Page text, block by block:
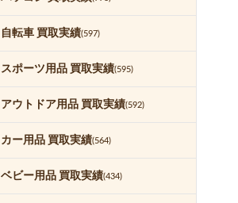
自転車 買取実績(597)
スポーツ用品 買取実績(595)
アウトドア用品 買取実績(592)
カー用品 買取実績(564)
ベビー用品 買取実績(434)